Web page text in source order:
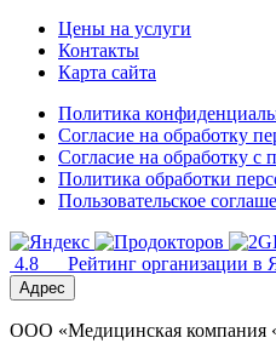
Цены на услуги
Контакты
Карта сайта
Политика
Согласие на обработку
Согласие на обработку
Политика обработки
Пользовательское
4.8 Рейтинг организации в
Адрес
ООО «Медицинская компания